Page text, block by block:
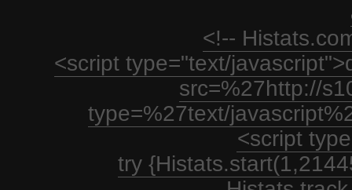
<!--
<script type="text/
src=%27http://
type=%27text/
<script
try